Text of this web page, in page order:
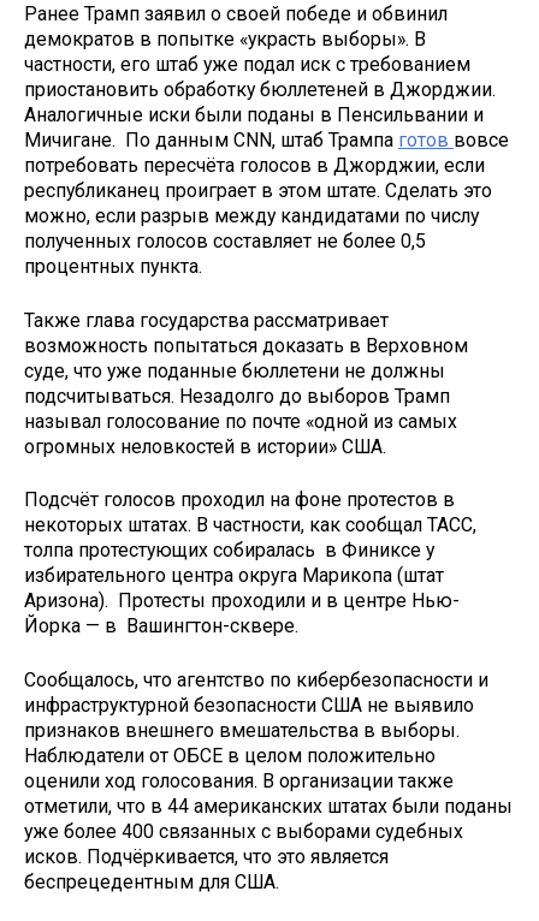
Ранее Трамп заявил о своей победе и обвинил
демократов в попытке «украсть выборы». В
частности, его штаб уже подал иск с требованием
приостановить обработку бюллетеней в Джорджии.
Аналогичные иски были поданы в Пенсильвании и
Мичигане. По данным CNN, штаб Трампа готов вовсе
потребовать пересчёта голосов в Джорджии, если
республиканец проиграет в этом штате. Сделать это
можно, если разрыв между кандидатами по числу
полученных голосов составляет не более 0,5
процентных пункта.
Также глава государства рассматривает
возможность попытаться доказать в Верховном
суде, что уже поданные бюллетени не должны
подсчитываться. Незадолго до выборов Трамп
называл голосование по почте «одной из самых
огромных неловкостей в истории» США.
Подсчёт голосов проходил на фоне протестов в
некоторых штатах. В частности, как сообщал ТАСС,
толпа протестующих собиралась в Финиксе у
избирательного центра округа Марикопа (штат
Аризона). Протесты проходили и в центре Нью-
Йорка — в Вашингтон-сквере.
Сообщалось, что агентство по кибербезопасности и
инфраструктурной безопасности США не выявило
признаков внешнего вмешательства в выборы.
Наблюдатели от ОБСЕ в целом положительно
оценили ход голосования. В организации также
отметили, что в 44 американских штатах были поданы
уже более 400 связанных с выборами судебных
исков. Подчёркивается, что это является
беспрецедентным для США.